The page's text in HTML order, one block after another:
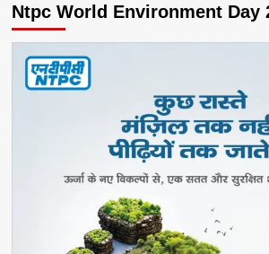
Ntpc World Environment Day